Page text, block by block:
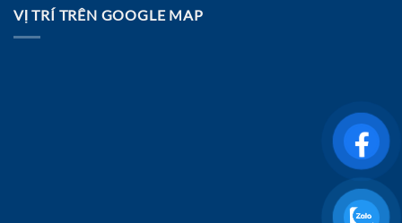
VỊ TRÍ TRÊN GOOGLE MAP